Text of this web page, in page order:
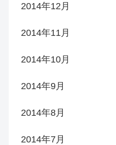
2014年12月
2014年11月
2014年10月
2014年9月
2014年8月
2014年7月